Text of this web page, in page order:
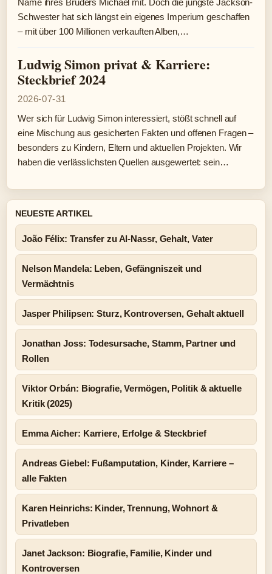
Name ihres Bruders Michael mit. Doch die jüngste Jackson-
Schwester hat sich längst ein eigenes Imperium geschaffen
– mit über 100 Millionen verkauften Alben,…
Ludwig Simon privat & Karriere:
Steckbrief 2024
2026-07-31
Wer sich für Ludwig Simon interessiert, stößt schnell auf
eine Mischung aus gesicherten Fakten und offenen Fragen –
besonders zu Kindern, Eltern und aktuellen Projekten. Wir
haben die verlässlichsten Quellen ausgewertet: sein…
NEUESTE ARTIKEL
João Félix: Transfer zu Al-Nassr, Gehalt, Vater
Nelson Mandela: Leben, Gefängniszeit und
Vermächtnis
Jasper Philipsen: Sturz, Kontroversen, Gehalt aktuell
Jonathan Joss: Todesursache, Stamm, Partner und
Rollen
Viktor Orbán: Biografie, Vermögen, Politik & aktuelle
Kritik (2025)
Emma Aicher: Karriere, Erfolge & Steckbrief
Andreas Giebel: Fußamputation, Kinder, Karriere –
alle Fakten
Karen Heinrichs: Kinder, Trennung, Wohnort &
Privatleben
Janet Jackson: Biografie, Familie, Kinder und
Kontroversen